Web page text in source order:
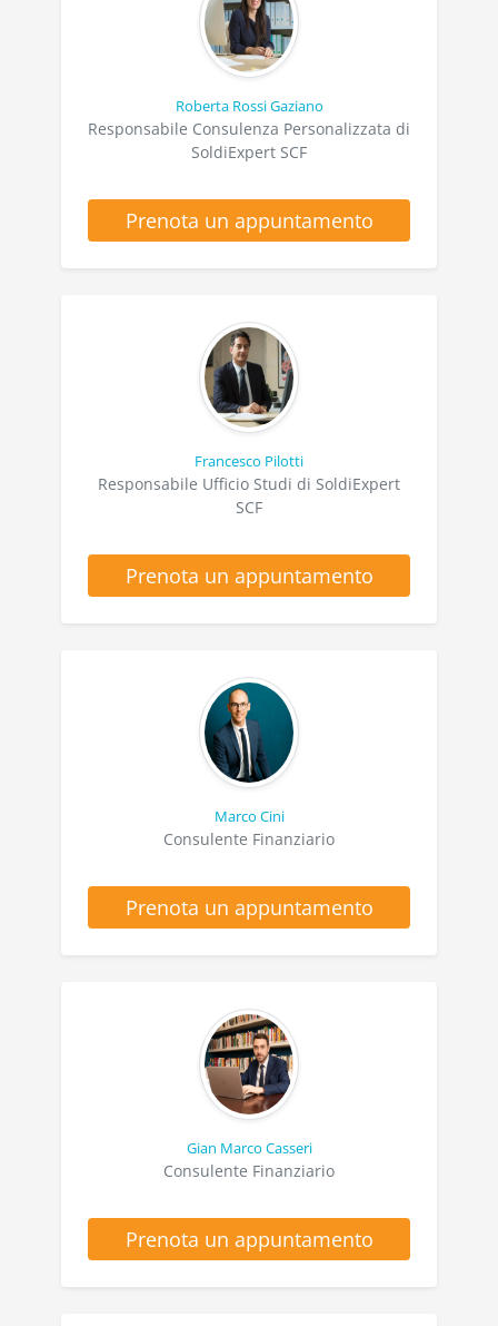
Roberta Rossi Gaziano
Responsabile Consulenza Personalizzata di
SoldiExpert SCF
Prenota un appuntamento
Francesco Pilotti
Responsabile Ufficio Studi di SoldiExpert
SCF
Prenota un appuntamento
Marco Cini
Consulente Finanziario
Prenota un appuntamento
Gian Marco Casseri
Consulente Finanziario
Prenota un appuntamento